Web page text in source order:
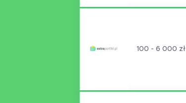
100 - 6 000 zł